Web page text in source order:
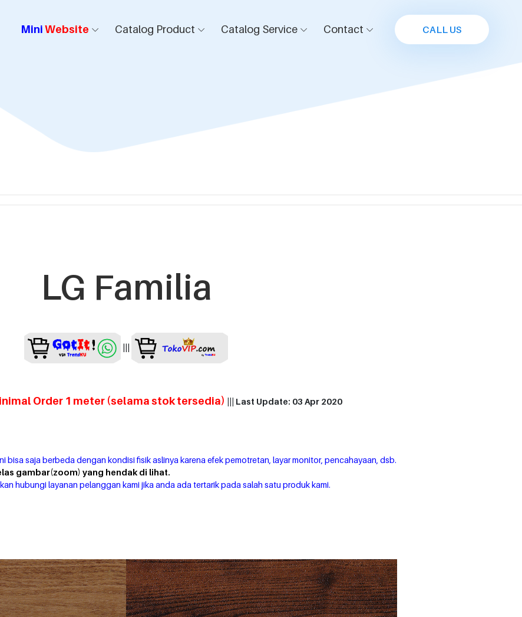
MiniWebsite Catalog Product Catalog Service Contact CALL US
LG Familia
|||
Order 1 meter (selama stok tersedia) ||| Last Update: 03 Apr 2020
bisa saja berbeda dengan kondisi fisik aslinya karena efek pemotretan, layar monitor, pencahayaan, dsb.
gambar(zoom) yang hendak di lihat.
hubungi layanan pelanggan kami jika anda ada tertarik pada salah satu produk kami.